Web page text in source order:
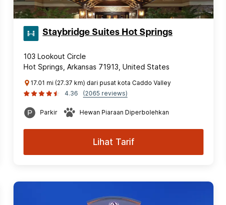
Staybridge Suites Hot Springs
103 Lookout Circle
Hot Springs, Arkansas 71913, United States
17.01 mi (27.37 km) dari pusat kota Caddo Valley
4.36
(2065 reviews)
Parkir Hewan Piaraan Diperbolehkan
Lihat Tarif